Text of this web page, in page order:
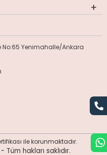
Yenimahalle/Ankara
ile korunmaktadır.
Tüm hakları saklıdır.